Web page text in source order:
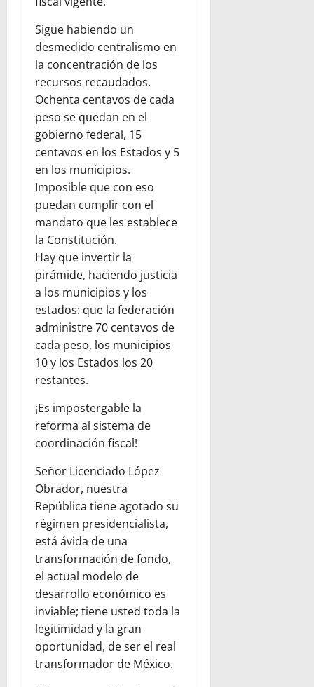
Sigue habiendo un
desmedido centralismo en
la concentración de los
recursos recaudados.
Ochenta centavos de cada
peso se quedan en el
gobierno federal, 15
centavos en los Estados y 5
en los municipios.
Imposible que con eso
puedan cumplir con el
mandato que les establece
la Constitución.
Hay que invertir la
pirámide, haciendo justicia
a los municipios y los
estados: que la federación
administre 70 centavos de
cada peso, los municipios
10 y los Estados los 20
restantes.
¡Es impostergable la
reforma al sistema de
coordinación fiscal!
Señor Licenciado López
Obrador, nuestra
República tiene agotado su
régimen presidencialista,
está ávida de una
transformación de fondo,
el actual modelo de
desarrollo económico es
inviable; tiene usted toda la
legitimidad y la gran
oportunidad, de ser el real
transformador de México.